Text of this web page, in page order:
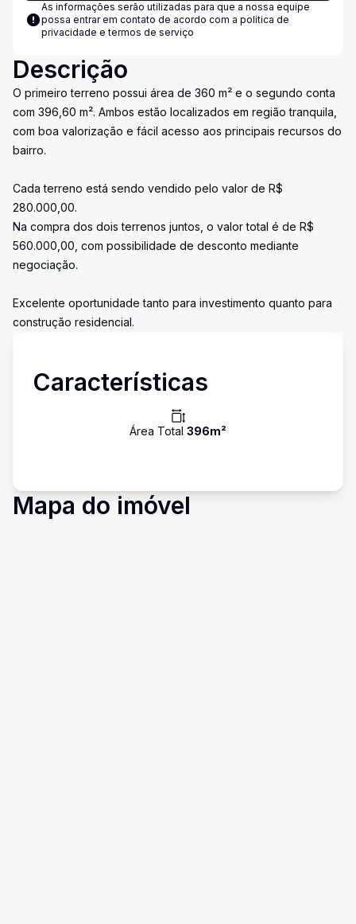
As informações serão utilizadas para que a nossa equipe
possa entrar em contato de acordo com a política de
privacidade e termos de serviço
Descrição
O primeiro terreno possui área de 360 m² e o segundo conta
com 396,60 m². Ambos estão localizados em região tranquila,
com boa valorização e fácil acesso aos principais recursos do
bairro.
Cada terreno está sendo vendido pelo valor de R$
280.000,00.
Na compra dos dois terrenos juntos, o valor total é de R$
560.000,00, com possibilidade de desconto mediante
negociação.
Excelente oportunidade tanto para investimento quanto para
construção residencial.
Características
Área Total 396m²
Mapa do imóvel